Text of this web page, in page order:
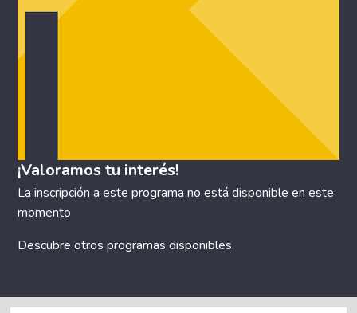
¡Valoramos tu interés!
La inscripción a este programa no está disponible en este
momento
Descubre otrosprogramas disponibles.